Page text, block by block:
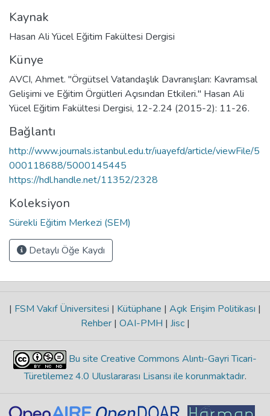
Kaynak
Hasan Ali Yücel Eğitim Fakültesi Dergisi
Künye
AVCI, Ahmet. "Örgütsel Vatandaşlık Davranışları: Kavramsal
Gelişimi ve Eğitim Örgütleri Açısından Etkileri." Hasan Ali
Yücel Eğitim Fakültesi Dergisi, 12-2.24 (2015-2): 11-26.
Bağlantı
http://www.journals.istanbul.edu.tr/iuayefd/article/viewFile/5
000118688/5000145445
https://hdl.handle.net/11352/2328
Koleksiyon
Sürekli Eğitim Merkezi (SEM)
Detaylı Öğe Kaydı
| FSM Vakıf Üniversitesi | Kütüphane | Açık Erişim Politikası |
Rehber | OAI-PMH | Jisc |
Bu site Creative Commons Alıntı-Gayri Ticari-
Türetilemez 4.0 Uluslararası Lisansı ile korunmaktadır.